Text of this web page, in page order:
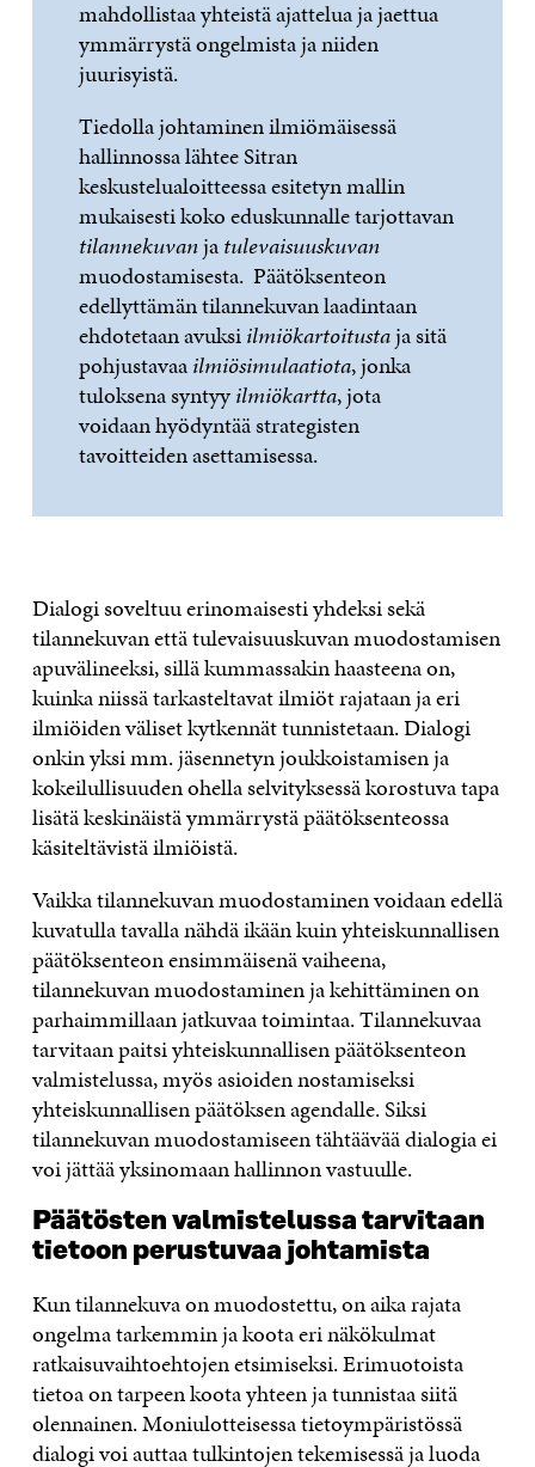
mahdollistaa yhteistä ajattelua ja jaettua
ymmärrystä ongelmista ja niiden
juurisyistä.
Tiedolla johtaminen ilmiömäisessä
hallinnossa lähtee Sitran
keskustelualoitteessa esitetyn mallin
mukaisesti koko eduskunnalle tarjottavan
tilannekuvanjatulevaisuuskuvan
muodostamisesta. Päätöksenteon
edellyttämän tilannekuvan laadintaan
ehdotetaan avuksiilmiökartoitustaja sitä
pohjustavaailmiösimulaatiota, jonka
tuloksena syntyyilmiökartta, jota
voidaan hyödyntää strategisten
tavoitteiden asettamisessa.
Dialogi soveltuu erinomaisesti yhdeksi sekä
tilannekuvan että tulevaisuuskuvan muodostamisen
apuvälineeksi, sillä kummassakin haasteena on,
kuinka niissä tarkasteltavat ilmiöt rajataan ja eri
ilmiöiden väliset kytkennät tunnistetaan. Dialogi
onkin yksi mm. jäsennetyn joukkoistamisen ja
kokeilullisuuden ohella selvityksessä korostuva tapa
lisätä keskinäistä ymmärrystä päätöksenteossa
käsiteltävistä ilmiöistä.
Vaikka tilannekuvan muodostaminen voidaan edellä
kuvatulla tavalla nähdä ikään kuin yhteiskunnallisen
päätöksenteon ensimmäisenä vaiheena,
tilannekuvan muodostaminen ja kehittäminen on
parhaimmillaan jatkuvaa toimintaa. Tilannekuvaa
tarvitaan paitsi yhteiskunnallisen päätöksenteon
valmistelussa, myös asioiden nostamiseksi
yhteiskunnallisen päätöksen agendalle. Siksi
tilannekuvan muodostamiseen tähtäävää dialogia ei
voi jättää yksinomaan hallinnon vastuulle.
Päätösten valmistelussa tarvitaan
tietoon perustuvaa johtamista
Kun tilannekuva on muodostettu, on aika rajata
ongelma tarkemmin ja koota eri näkökulmat
ratkaisuvaihtoehtojen etsimiseksi. Erimuotoista
tietoa on tarpeen koota yhteen ja tunnistaa siitä
olennainen. Moniulotteisessa tietoympäristössä
dialogi voi auttaa tulkintojen tekemisessä ja luoda